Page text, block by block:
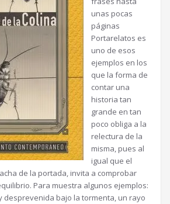
unas pocas
páginas
Portarelatos es
uno de esos
ejemplos en los
que la forma de
contar una
historia tan
grande en tan
poco obliga a la
relectura de la
misma, pues al
igual que el
de la portada, invita a comprobar
Para muestra algunos ejemplos:
desprevenida bajo la tormenta, un rayo